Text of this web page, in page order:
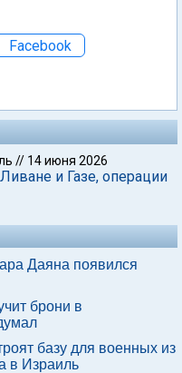
Facebook
// 14 июня 2026
и Газе, операции
Даяна появился
брони в
базу для военных из
в Израиль